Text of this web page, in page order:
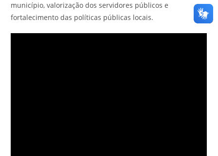
município, valorização dos servidores públicos e
fortalecimento das políticas públicas locais.